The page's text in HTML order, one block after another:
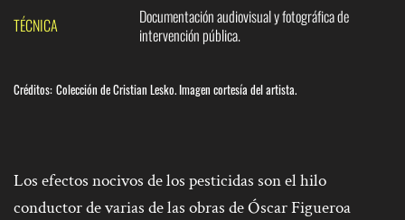
TÉCNICA
Documentación audiovisual y fotográfica de
intervención pública.
Créditos: Colección de Cristian Lesko. Imagen cortesía del artista.
Los efectos nocivos de los pesticidas son el hilo
conductor de varias de las obras de Óscar Figueroa